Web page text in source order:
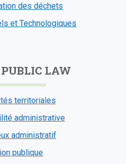
des déchets
et Technologiques
PUBLIC LAW
territoriales
administrative
administratif
publique